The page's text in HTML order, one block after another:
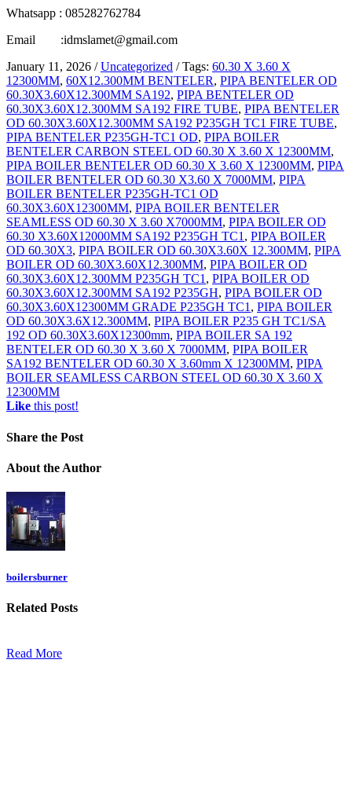
Whatsapp : 085282762784
Email :idmslamet@gmail.com
January 11, 2026 / Uncategorized / Tags: 60.30 X 3.60 X
12300MM, 60X12.300MM BENTELER, PIPA BENTELER OD
60.30X3.60X12.300MM SA192, PIPA BENTELER OD
60.30X3.60X12.300MM SA192 FIRE TUBE, PIPA BENTELER
OD 60.30X3.60X12.300MM SA192 P235GH TC1 FIRE TUBE,
PIPA BENTELER P235GH-TC1 OD, PIPA BOILER
BENTELER CARBON STEEL OD 60.30 X 3.60 X 12300MM,
PIPA BOILER BENTELER OD 60.30 X 3.60 X 12300MM, PIPA
BOILER BENTELER OD 60.30 X3.60 X 7000MM, PIPA
BOILER BENTELER P235GH-TC1 OD
60.30X3.60X12300MM, PIPA BOILER BENTELER
SEAMLESS OD 60.30 X 3.60 X7000MM, PIPA BOILER OD
60.30 X3.60X12000MM SA192 P235GH TC1 , PIPA BOILER
OD 60.30X3, PIPA BOILER OD 60.30X3.60X 12.300MM, PIPA
BOILER OD 60.30X3.60X12.300MM, PIPA BOILER OD
60.30X3.60X12.300MM P235GH TC1 , PIPA BOILER OD
60.30X3.60X12.300MM SA192 P235GH, PIPA BOILER OD
60.30X3.60X12300MM GRADE P235GH TC1 , PIPA BOILER
OD 60.30X3.6X12.300MM, PIPA BOILER P235 GH TC1/SA
192 OD 60.30X3.60X12300mm, PIPA BOILER SA 192
BENTELER OD 60.30 X 3.60 X 7000MM, PIPA BOILER
SA192 BENTELER OD 60.30 X 3.60mm X 12300MM, PIPA
BOILER SEAMLESS CARBON STEEL OD 60.30 X 3.60 X
12300MM
Like this post!
Share the Post
About the Author
boilersburner
Related Posts
Read More